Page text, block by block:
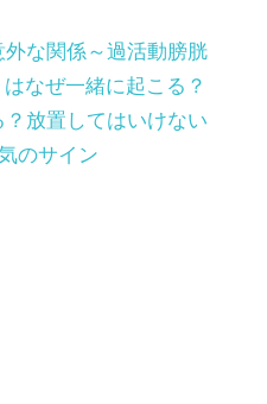
な関係～過活動膀胱
なぜ一緒に起こる？
放置してはいけない
のサイン